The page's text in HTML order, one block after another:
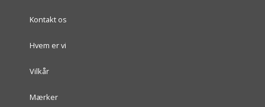
Kontakt os
Hvem er vi
Vilkår
Mærker